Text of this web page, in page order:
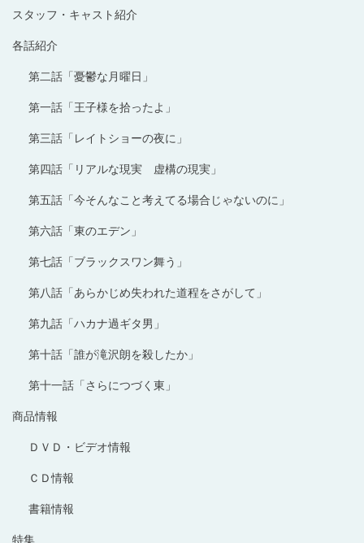
スタッフ・キャスト紹介
各話紹介
第二話「憂鬱な月曜日」
第一話「王子様を拾ったよ」
第三話「レイトショーの夜に」
第四話「リアルな現実 虚構の現実」
第五話「今そんなこと考えてる場合じゃないのに」
第六話「東のエデン」
第七話「ブラックスワン舞う」
第八話「あらかじめ失われた道程をさがして」
第九話「ハカナ過ギタ男」
第十話「誰が滝沢朗を殺したか」
第十一話「さらにつづく東」
商品情報
ＤＶＤ・ビデオ情報
ＣＤ情報
書籍情報
特集